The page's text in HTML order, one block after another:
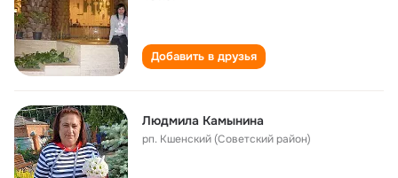
Добавить в друзья
Людмила Камынина
рп. Кшенский (Советский район)